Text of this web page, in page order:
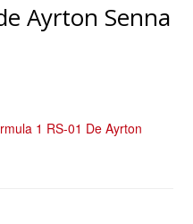
Ayrton Senna